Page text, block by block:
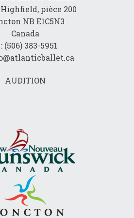
Highfield, pièce 200
NB E1C5N3
Canada
(506) 383-5951
AUDITION